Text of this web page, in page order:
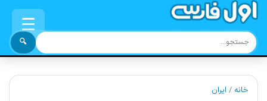
☰
🔍
خانه / ایران